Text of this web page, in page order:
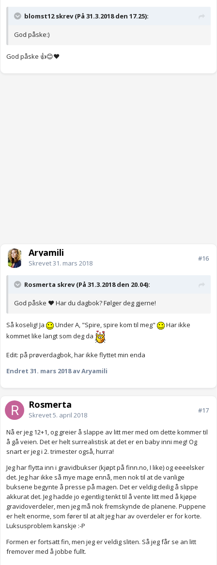
blomst12 skrev (På 31.3.2018 den 17.25):
God påske:)
God påske 👍😊❤️
Aryamili
Skrevet31. mars 2018
#16
Rosmerta skrev (På 31.3.2018 den 20.04):
God påske ❤️ Har du dagbok? Følger deg gjerne!
Så koselig! Ja Under A, "Spire, spire kom til meg"
Har ikke
kommet like langt som deg da
Edit: på prøverdagbok, har ikke flyttet min enda
Endret 31. mars 2018av Aryamili
Rosmerta
Skrevet5. april 2018
#17
Nå er jeg 12+1, og greier å slappe av litt mer med om dette kommer til
å gå veien. Det er helt surrealistisk at det er en baby inni meg! Og
snart er jeg i 2. trimester også, hurra!
Jeg har flytta inn i gravidbukser (kjøpt på finn.no, I like) og eeeelsker
det. Jeg har ikke så mye mage ennå, men nok til at de vanlige
buksene begynte å presse på magen. Det er veldig deilig å slippe
akkurat det. Jeg hadde jo egentlig tenkt til å vente litt med å kjøpe
gravidoverdeler, men jeg må nok fremskynde de planene. Puppene
er helt enorme, som fører til at alt jeg har av overdeler er for korte.
Luksusproblem kanskje :-P
Formen er fortsatt fin, men jeg er veldig sliten. Så jeg får se an litt
fremover med å jobbe fullt.